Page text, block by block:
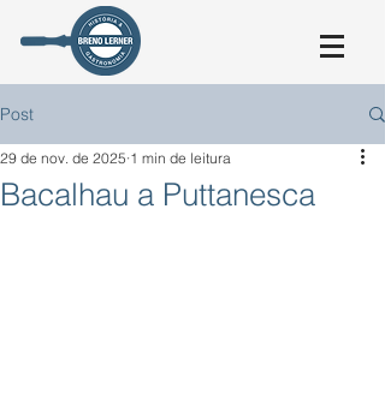
Post
Bacalhau a Puttanesca
29 de nov. de 2025 1 min de leitura